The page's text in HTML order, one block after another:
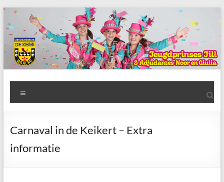
Ga
naar
de
inhoud
AWC
de
Keien
Algemene
Waalrese
Carnaval in de Keikert – Extra
informatie